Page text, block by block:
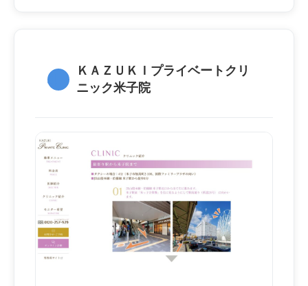
4.
ＫＡＺＵＫＩプライベートクリ
ニック米子院